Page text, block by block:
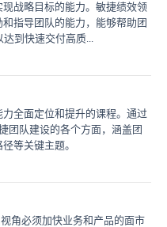
战略目标的能力。敏捷绩效领
指导团队的能力，能够帮助团
达到快速交付高质...
全面定位和提升的课程。通过
团队建设的各个方面，涵盖团
等关键主题。
角必须加快业务和产品的面市